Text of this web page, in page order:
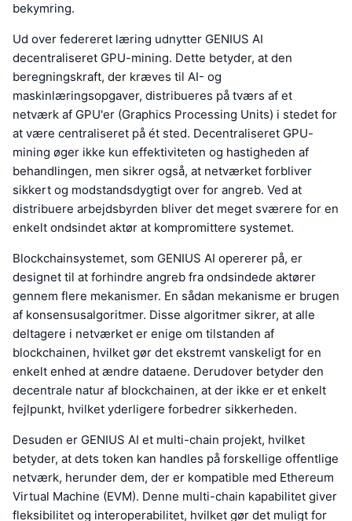
bekymring.
Ud over federeret læring udnytter GENIUS AI
decentraliseret GPU-mining. Dette betyder, at den
beregningskraft, der kræves til AI- og
maskinlæringsopgaver, distribueres på tværs af et
netværk af GPU'er (Graphics Processing Units) i stedet for
at være centraliseret på ét sted. Decentraliseret GPU-
mining øger ikke kun effektiviteten og hastigheden af
behandlingen, men sikrer også, at netværket forbliver
sikkert og modstandsdygtigt over for angreb. Ved at
distribuere arbejdsbyrden bliver det meget sværere for en
enkelt ondsindet aktør at kompromittere systemet.
Blockchainsystemet, som GENIUS AI opererer på, er
designet til at forhindre angreb fra ondsindede aktører
gennem flere mekanismer. En sådan mekanisme er brugen
af konsensusalgoritmer. Disse algoritmer sikrer, at alle
deltagere i netværket er enige om tilstanden af
blockchainen, hvilket gør det ekstremt vanskeligt for en
enkelt enhed at ændre dataene. Derudover betyder den
decentrale natur af blockchainen, at der ikke er et enkelt
fejlpunkt, hvilket yderligere forbedrer sikkerheden.
Desuden er GENIUS AI et multi-chain projekt, hvilket
betyder, at dets token kan handles på forskellige offentlige
netværk, herunder dem, der er kompatible med Ethereum
Virtual Machine (EVM). Denne multi-chain kapabilitet giver
fleksibilitet og interoperabilitet, hvilket gør det muligt for